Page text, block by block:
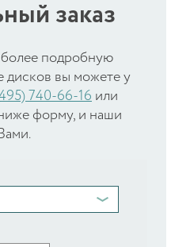
заказ
более подробную
вы можете у
740-66-16 или
форму, и наши